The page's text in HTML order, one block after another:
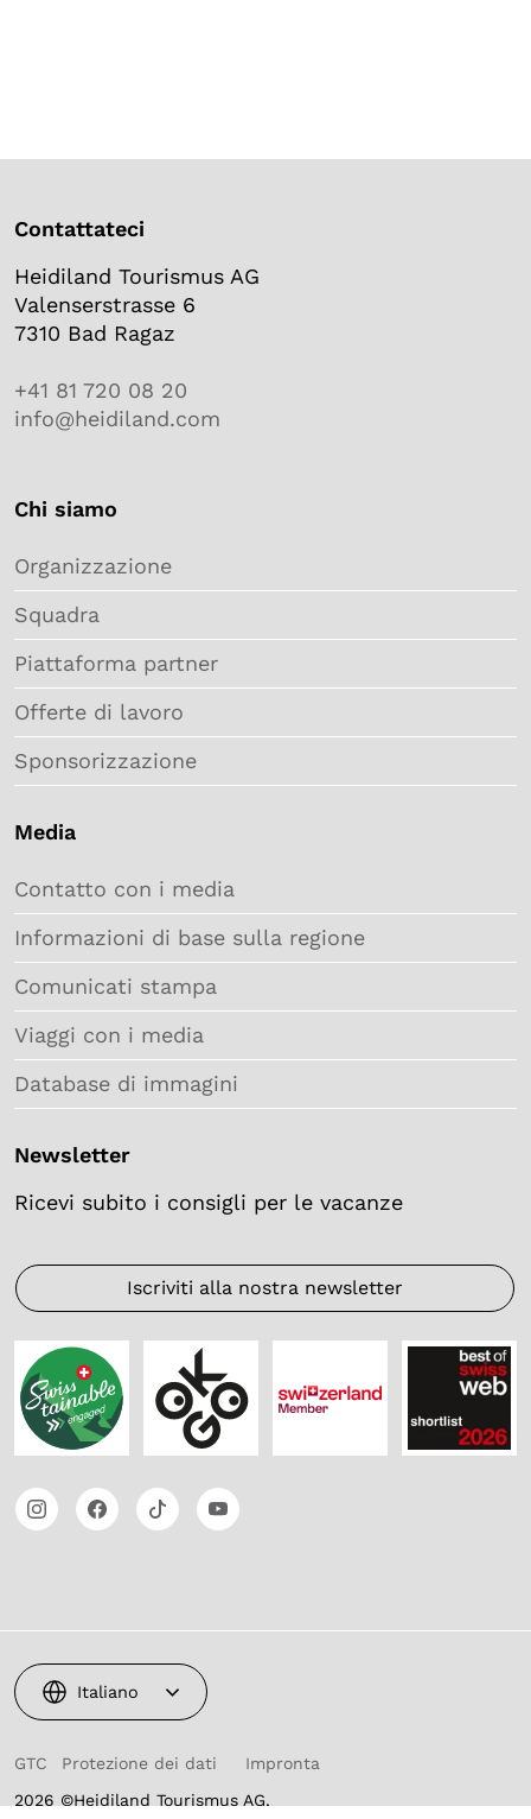
Contattateci
Heidiland Tourismus AG
Valenserstrasse 6
7310 Bad Ragaz
+41 81 720 08 20
info@heidiland.com
Chi siamo
Organizzazione
Squadra
Piattaforma partner
Offerte di lavoro
Sponsorizzazione
Media
Contatto con i media
Informazioni di base sulla regione
Comunicati stampa
Viaggi con i media
Database di immagini
Newsletter
Ricevi subito i consigli per le vacanze
Iscriviti alla nostra newsletter
GTC Protezione dei dati
Impronta
2026 ©Heidiland Tourismus AG,
Italiano